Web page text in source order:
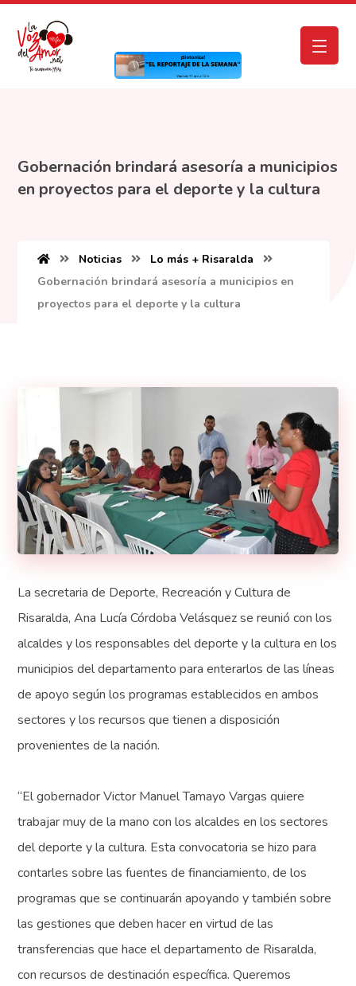
Gobernación brindará asesoría a municipios
en proyectos para el deporte y la cultura
Noticias
Lo más + Risaralda
Gobernación brindará asesoría a municipios en
proyectos para el deporte y la cultura
La secretaria de Deporte, Recreación y Cultura de
Risaralda, Ana Lucía Córdoba Velásquez se reunió con los
alcaldes y los responsables del deporte y la cultura en los
municipios del departamento para enterarlos de las líneas
de apoyo según los programas establecidos en ambos
sectores y los recursos que tienen a disposición
provenientes de la nación.
“El gobernador Victor Manuel Tamayo Vargas quiere
trabajar muy de la mano con los alcaldes en los sectores
del deporte y la cultura. Esta convocatoria se hizo para
contarles sobre las fuentes de financiamiento, de los
programas que se continuarán apoyando y también sobre
las gestiones que deben hacer en virtud de las
transferencias que hace el departamento de Risaralda,
con recursos de destinación específica. Queremos